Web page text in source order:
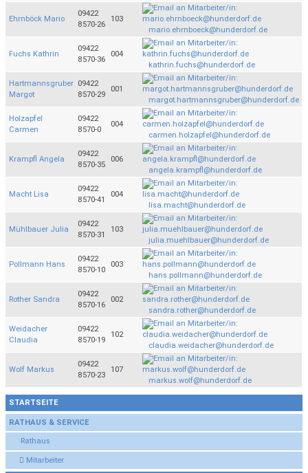
STARTSEITE
RATHAUS & SERVICE
Rathaus
Mitarbeiter
Ehrnböck Mario
09422
8570-26
103
mario.ehrnboeck@hunderdorf.de
Fuchs Kathrin
09422
8570-36
004
kathrin.fuchs@hunderdorf.de
Hartmannsgruber
Margot
09422
8570-29
001
margot.hartmannsgruber@hunderdorf.de
Holzapfel
Carmen
09422
8570-0
004
carmen.holzapfel@hunderdorf.de
Krampfl Angela
09422
8570-35
006
angela.krampfl@hunderdorf.de
Macht Lisa
09422
8570-41
004
lisa.macht@hunderdorf.de
Mühlbauer Julia
09422
8570-31
103
julia.muehlbauer@hunderdorf.de
Pollmann Hans
09422
8570-10
003
hans.pollmann@hunderdorf.de
Rother Sandra
09422
8570-16
002
sandra.rother@hunderdorf.de
Weidacher
Claudia
09422
8570-19
102
claudia.weidacher@hunderdorf.de
Wolf Markus
09422
8570-23
107
markus.wolf@hunderdorf.de